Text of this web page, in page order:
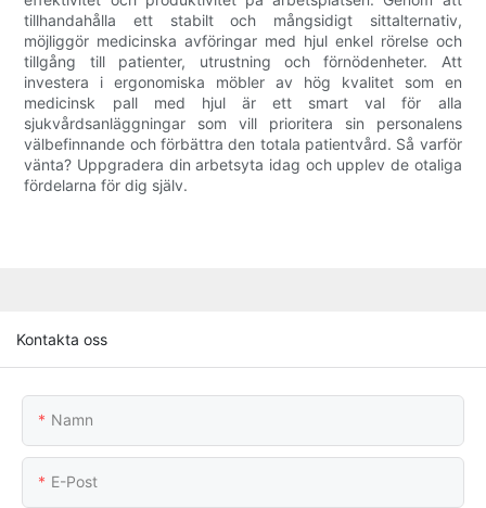
tillhandahålla ett stabilt och mångsidigt sittalternativ,
möjliggör medicinska avföringar med hjul enkel rörelse och
tillgång till patienter, utrustning och förnödenheter. Att
investera i ergonomiska möbler av hög kvalitet som en
medicinsk pall med hjul är ett smart val för alla
sjukvårdsanläggningar som vill prioritera sin personalens
välbefinnande och förbättra den totala patientvård. Så varför
vänta? Uppgradera din arbetsyta idag och upplev de otaliga
fördelarna för dig själv.
Kontakta oss
Namn
E-Post